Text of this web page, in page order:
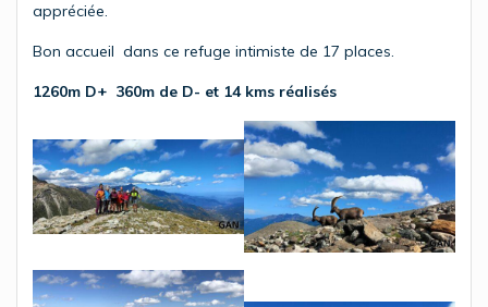
appréciée.
Bon accueil dans ce refuge intimiste de 17 places.
1260m D+ 360m de D- et 14 kms réalisés